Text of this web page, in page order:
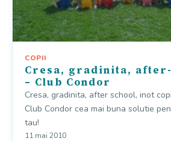
COPII
Cresa, gradinita,
– Club Condor
Cresa, gradinita, after school, inot
Club Condor cea mai buna solutie
tau!
11 mai 2010